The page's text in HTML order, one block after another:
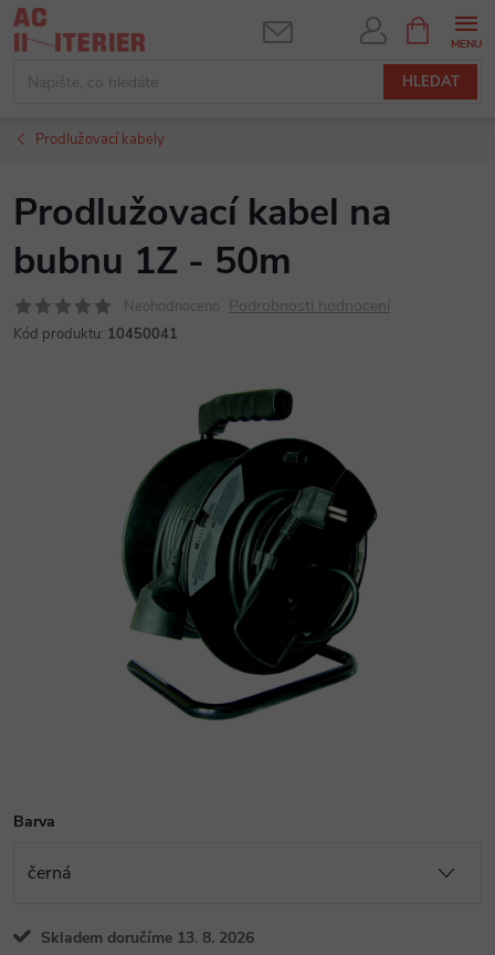
Přejít
na
HLEDAT
NÁKUPNÍ
KOŠÍK
Prodlužovací kabely
Prodlužovací kabel na
bubnu 1Z - 50m
Neohodnoceno Podrobnosti hodnocení
Kód produktu: 10450041
Barva
Skladem doručíme 13. 8. 2026